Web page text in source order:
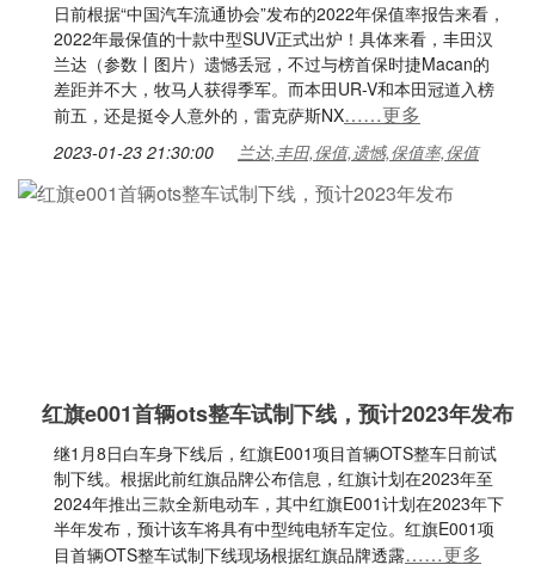
日前根据“中国汽车流通协会”发布的2022年保值率报告来看，
2022年最保值的十款中型SUV正式出炉！具体来看，丰田汉
兰达（参数丨图片）遗憾丢冠，不过与榜首保时捷Macan的
差距并不大，牧马人获得季军。而本田UR-V和本田冠道入榜
前五，还是挺令人意外的，雷克萨斯NX……更多
2023-01-23 21:30:00 兰达,丰田,保值,遗憾,保值率,保值
红旗e001首辆ots整车试制下线，预计2023年发布
继1月8日白车身下线后，红旗E001项目首辆OTS整车日前试
制下线。根据此前红旗品牌公布信息，红旗计划在2023年至
2024年推出三款全新电动车，其中红旗E001计划在2023年下
半年发布，预计该车将具有中型纯电轿车定位。红旗E001项
目首辆OTS整车试制下线现场根据红旗品牌透露……更多